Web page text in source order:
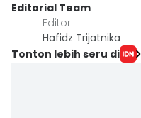
Editorial Team
Editor
Hafidz Trijatnika
Tonton lebih seru di